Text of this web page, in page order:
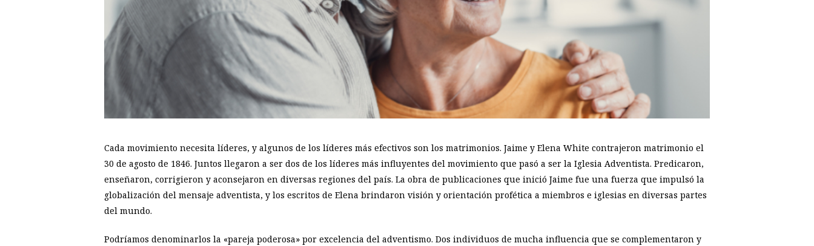
Cada movimiento necesita líderes, y algunos de los líderes más efectivos son los matrimonios. Jaime y Elena White contrajeron matrimonio el
30 de agosto de 1846. Juntos llegaron a ser dos de los líderes más influyentes del movimiento que pasó a ser la Iglesia Adventista. Predicaron,
enseñaron, corrigieron y aconsejaron en diversas regiones del país. La obra de publicaciones que inició Jaime fue una fuerza que impulsó la
globalización del mensaje adventista, y los escritos de Elena brindaron visión y orientación profética a miembros e iglesias en diversas partes
del mundo.
Podríamos denominarlos la «pareja poderosa» por excelencia del adventismo. Dos individuos de mucha influencia que se complementaron y